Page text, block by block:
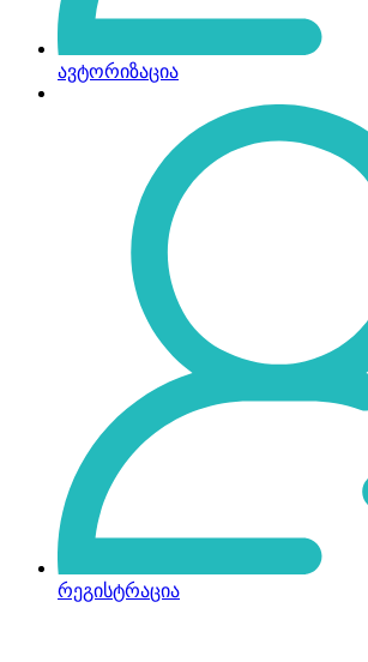
ავტორიზაცია
რეგისტრაცია